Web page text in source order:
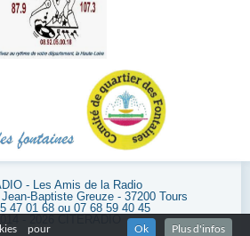
- Les Amis de la Radio
Jean-Baptiste Greuze - 37200 Tours
47 01 68 ou 07 68 59 40 45
pour
Ok Plus d'infos